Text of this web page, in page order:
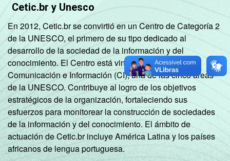
Cetic.br y Unesco
En 2012, Cetic.br se convirtió en un Centro de Categoría 2
de la UNESCO, el primero de su tipo dedicado al
desarrollo de la sociedad de la información y del
conocimiento. El Centro está vinculado al Sector de
Comunicación e Información (CI), una de las cinco áreas
de la UNESCO. Contribuye al logro de los objetivos
estratégicos de la organización, fortaleciendo sus
esfuerzos para monitorear la construcción de sociedades
de la información y del conocimiento. El ámbito de
actuación de Cetic.br incluye América Latina y los países
africanos de lengua portuguesa.